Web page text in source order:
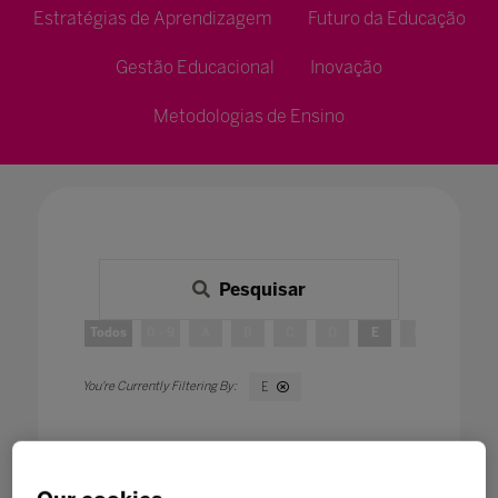
Estratégias de Aprendizagem Futuro da Educação
Gestão Educacional Inovação
Metodologias de Ensino
Pesquisar
Todos E
E